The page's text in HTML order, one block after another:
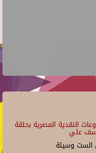
النقدية المصرية بحلقة
علي
الست وسيلة